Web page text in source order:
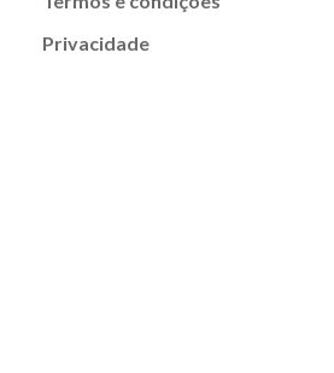
Privacidade